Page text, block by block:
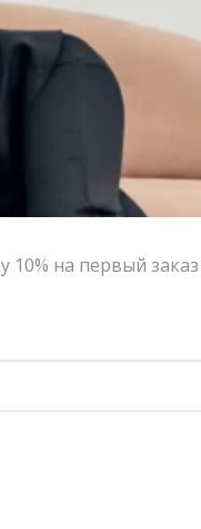
V|L серый
14,350.00
10% на первый заказ